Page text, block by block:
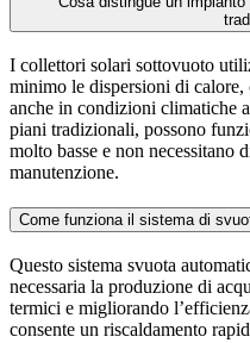
I collettori solari sottovuoto
minimo le dispersioni di calore,
anche in condizioni climatiche
piani tradizionali, possono
molto basse e non necessitano
manutenzione.
Come funziona il sistema di
Questo sistema svuota
necessaria la produzione di
termici e migliorando
consente un riscaldamento